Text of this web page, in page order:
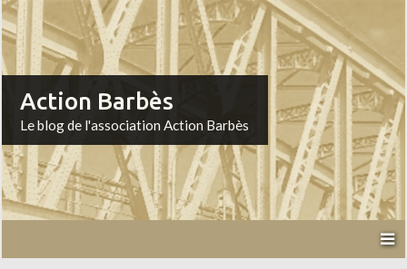
Action Barbès
Le blog de l'association Action Barbès